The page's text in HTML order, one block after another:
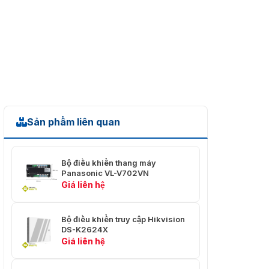
Sản phẩm liên quan
Bộ điều khiển thang máy
Panasonic VL-V702VN
Giá liên hệ
Bộ điều khiển truy cập Hikvision
DS-K2624X
Giá liên hệ